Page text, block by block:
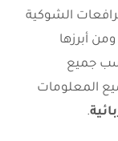
الشوكية
أبرزها
جميع
المعلومات
.